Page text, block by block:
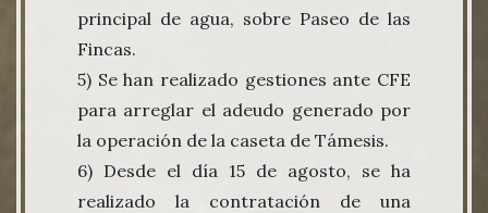
principal de agua, sobre Paseo de las
Fincas.
5) Se han realizado gestiones ante CFE
para arreglar el adeudo generado por
la operación de la caseta de Támesis.
6) Desde el día 15 de agosto, se ha
realizado la contratación de una